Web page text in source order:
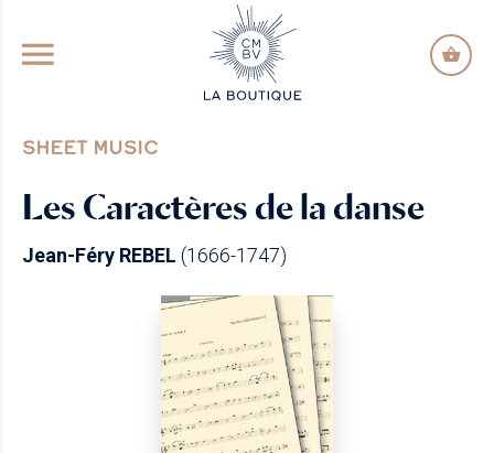
GO TO PRINCIPAL CONTENT
SHEET MUSIC
Les Caractères de la danse
Jean-Féry REBEL (1666-1747)